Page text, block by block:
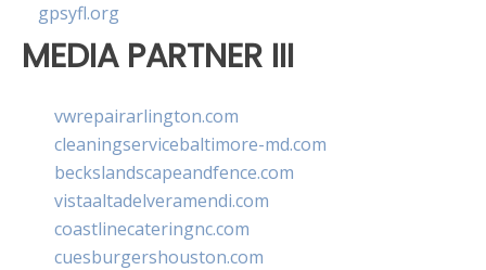
gpsyfl.org
MEDIA PARTNER III
vwrepairarlington.com
cleaningservicebaltimore-md.com
beckslandscapeandfence.com
vistaaltadelveramendi.com
coastlinecateringnc.com
cuesburgershouston.com